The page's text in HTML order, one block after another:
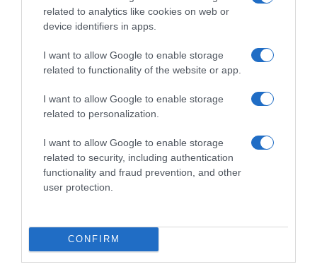
related to analytics like cookies on web or
device identifiers in apps.
I want to allow Google to enable storage
related to functionality of the website or app.
I want to allow Google to enable storage
related to personalization.
I want to allow Google to enable storage
related to security, including authentication
functionality and fraud prevention, and other
user protection.
CONFIRM
ΕΛΛΑΔΑ
κλείδωσε ανήλικη στο σπίτι του – Την
έσωσαν οι φωνές της